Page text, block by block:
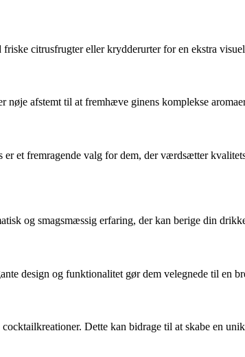
citrusfrugter eller krydderurter for en ekstra
afstemt til at fremhæve ginens komplekse
et fremragende valg for dem, der værdsætter
og smagsmæssig erfaring, der kan berige din
design og funktionalitet gør dem velegnede til en
Dette kan bidrage til at skabe en